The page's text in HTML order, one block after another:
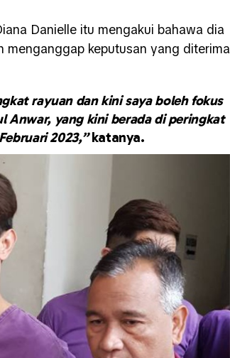
Danielle itu mengakui bahawa dia
keputusan yang diterima
rayuan dan kini saya boleh fokus
Anwar, yang kini berada di peringkat
2023,”katanya.